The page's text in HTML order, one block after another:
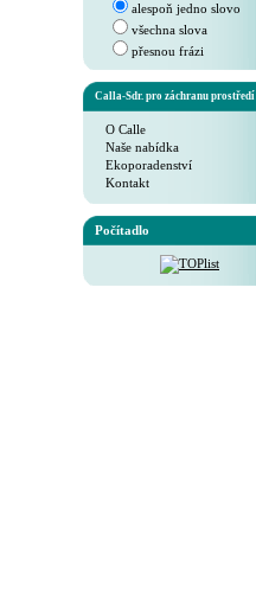
alespoň jedno slovo
všechna slova
přesnou frázi
Calla-Sdr. pro záchranu prostředí
O Calle
Naše nabídka
Ekoporadenství
Kontakt
Počítadlo